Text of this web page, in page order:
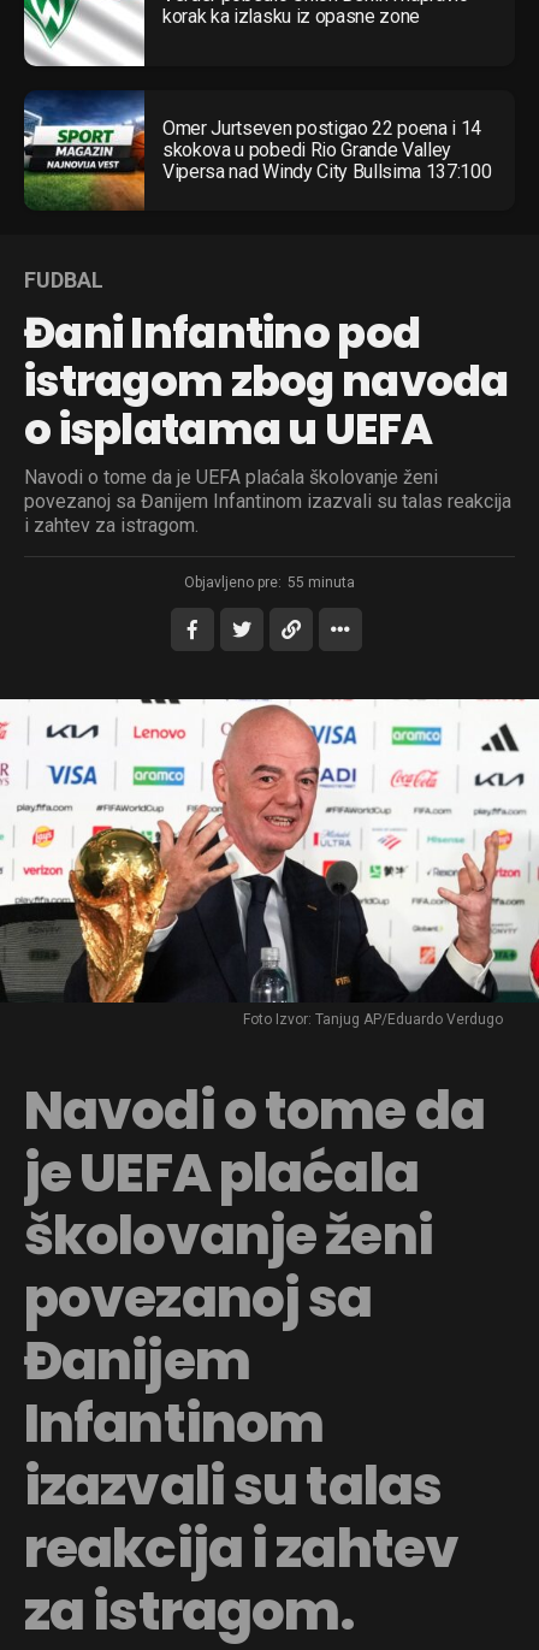
korak ka izlasku iz opasne zone
Omer Jurtseven postigao 22 poena i 14
skokova u pobedi Rio Grande Valley
Vipersa nad Windy City Bullsima 137:100
FUDBAL
Đani Infantino pod
istragom zbog navoda
o isplatama u UEFA
Navodi o tome da je UEFA plaćala školovanje ženi
povezanoj sa Đanijem Infantinom izazvali su talas reakcija
i zahtev za istragom.
Objavljeno pre: 55 minuta
Foto Izvor: Tanjug AP/Eduardo Verdugo
Navodi o tome da
je UEFA plaćala
školovanje ženi
povezanoj sa
Đanijem
Infantinom
izazvali su talas
reakcija i zahtev
za istragom.